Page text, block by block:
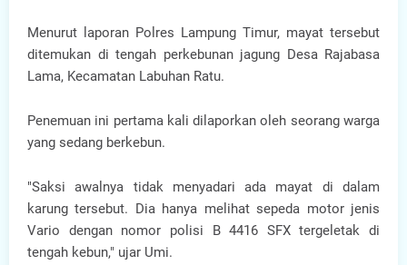
Menurut laporan Polres Lampung Timur, mayat tersebut
ditemukan di tengah perkebunan jagung Desa Rajabasa
Lama, Kecamatan Labuhan Ratu.
Penemuan ini pertama kali dilaporkan oleh seorang warga
yang sedang berkebun.
"Saksi awalnya tidak menyadari ada mayat di dalam
karung tersebut. Dia hanya melihat sepeda motor jenis
Vario dengan nomor polisi B 4416 SFX tergeletak di
tengah kebun," ujar Umi.